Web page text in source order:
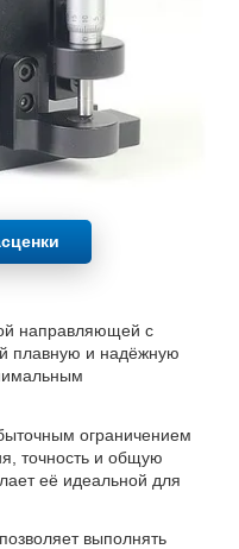
направляющей с
плавную и надёжную
ограничением
точность и общую
её идеальной для
выполнять